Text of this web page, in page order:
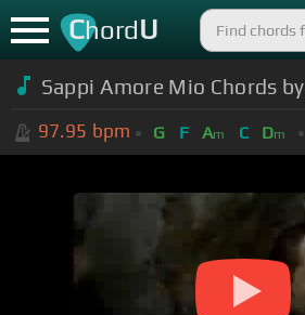
ChordU
Sappi Amore Mio Chords by
97.95 bpm G F Am C Dm